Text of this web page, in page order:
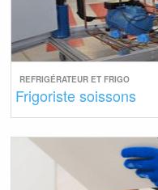
REFRIGÉRATEUR ET FRIGO
Frigoriste soissons